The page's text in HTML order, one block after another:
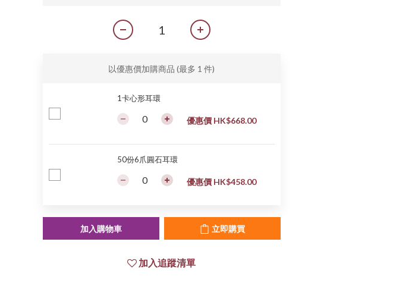
以優惠價加購商品 (最多 1 件)
1卡心形耳環
優惠價 HK$668.00
50份6爪圓石耳環
優惠價 HK$458.00
加入購物車 立即購買
加入追蹤清單